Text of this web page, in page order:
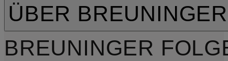
ÜBER BREUNINGER
BREUNINGER